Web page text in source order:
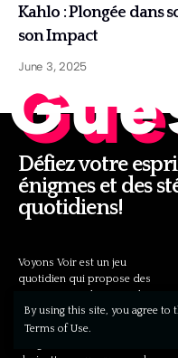
By using this site, you agree to
Terms of Use.
Kahlo : Plongée dans
son Impact
June 3, 2025
Défiez votre
énigmes et des
quotidiens!
Voyons Voir est un jeu
quotidien qui propose des
stéréogrammes fascinants.
Chaque jour, découvrez des